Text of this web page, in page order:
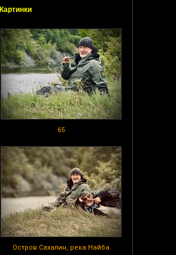
Картинки
65
Остров Сахалин, река Найба